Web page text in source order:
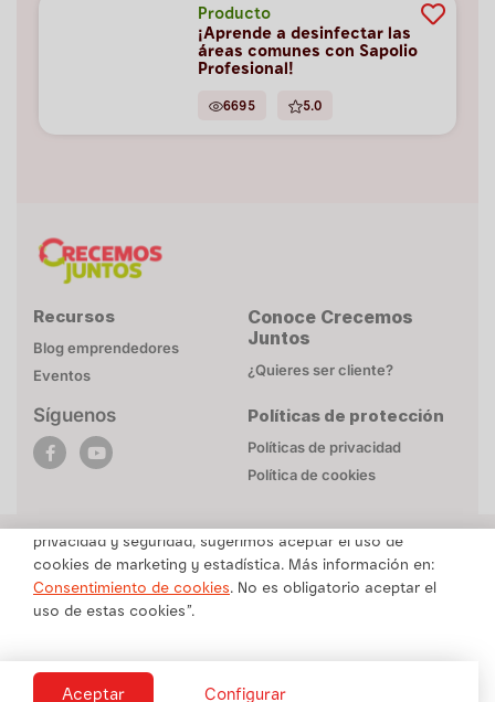
Producto
¡Aprende a desinfectar las
áreas comunes con Sapolio
Profesional!
6695 5.0
Recursos
Blog emprendedores
Eventos
Síguenos
Conoce Crecemos
Juntos
¿Quieres ser cliente?
Políticas de protección
Políticas de privacidad
Política de cookies
Una marca de Alicorp
Todos los derechos reservados
POLÍTICA DE COOKIES
Esta página web utiliza cookies necesarias para su
privacidad y seguridad, sugerimos aceptar el uso de
cookies de marketing y estadística. Más información en:
Consentimiento de cookies. No es obligatorio aceptar el
uso de estas cookies”.
Cookies
Aceptar
Configurar